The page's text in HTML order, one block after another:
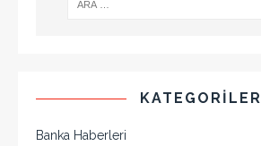
KATEGORILER
Banka Haberleri